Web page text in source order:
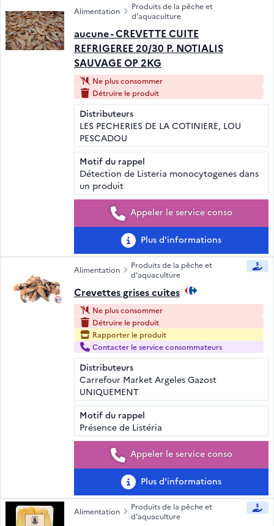
Alimentation
Produits de la pêche et
d'aquaculture
aucune - CREVETTE CUITE
REFRIGEREE 20/30 P. NOTIALIS
SAUVAGE OP 2KG
Ne plus consommer
Détruire le produit
Distributeurs
LES PECHERIES DE LA COTINIERE, LOU
PESCADOU
Motif du rappel
Détection de Listeria monocytogenes dans
un produit
Appeler le service conso
Plus d'informations
Alimentation
Produits de la pêche et
d'aquaculture
Crevettes grises cuites
Ne plus consommer
Détruire le produit
Rapporter le produit
Contacter le service consommateurs
Distributeurs
Carrefour Market Argeles Gazost
UNIQUEMENT
Motif du rappel
Présence de Listéria
Appeler le service conso
Plus d'informations
Alimentation
Produits de la pêche et
d'aquaculture